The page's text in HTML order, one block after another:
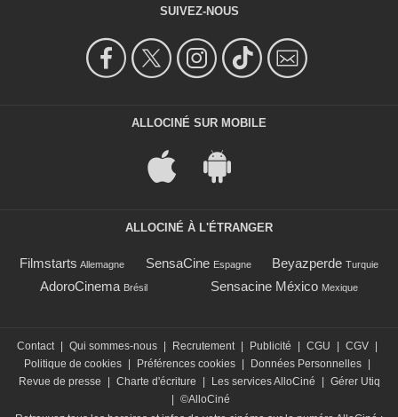
SUIVEZ-NOUS
ALLOCINÉ SUR MOBILE
ALLOCINÉ À L'ÉTRANGER
Filmstarts Allemagne SensaCine Espagne Beyazperde Turquie
AdoroCinema Brésil Sensacine México Mexique
Contact | Qui sommes-nous | Recrutement | Publicité | CGU | CGV |
Politique de cookies | Préférences cookies | Données Personnelles |
Revue de presse
| Charte d'écriture | Les services AlloCiné | Gérer Utiq
| ©AlloCiné